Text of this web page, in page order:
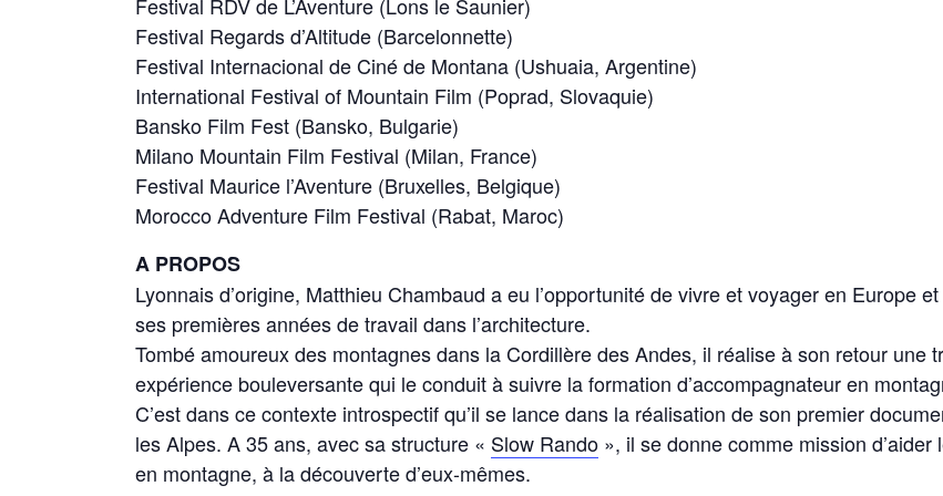
Festival Regards d’Altitude (Barcelonnette)
Festival Internacional de Ciné de Montana (Ushuaia, Argentine)
International Festival of Mountain Film (Poprad, Slovaquie)
Bansko Film Fest (Bansko, Bulgarie)
Milano Mountain Film Festival (Milan, France)
Festival Maurice l’Aventure (Bruxelles, Belgique)
Morocco Adventure Film Festival (Rabat, Maroc)
A PROPOS
Lyonnais d’origine, Matthieu Chambaud a eu l’opportunité de vivre et voyager en Europe
ses premières années de travail dans l’architecture.
Tombé amoureux des montagnes dans la Cordillère des Andes, il réalise à son retour une
expérience bouleversante qui le conduit à suivre la formation d’accompagnateur en
C’est dans ce contexte introspectif qu’il se lance dans la réalisation de son premier
les Alpes. A 35 ans, avec sa structure « Slow Rando », il se donne comme mission
en montagne, à la découverte d’eux-mêmes.